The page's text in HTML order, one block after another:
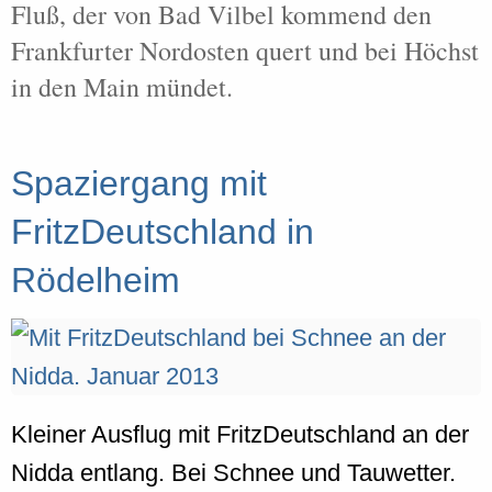
Fluß, der von Bad Vilbel kommend den
Frankfurter Nordosten quert und bei Höchst
in den Main mündet.
Spaziergang mit
FritzDeutschland in
Rödelheim
Kleiner Ausflug mit FritzDeutschland an der
Nidda entlang. Bei Schnee und Tauwetter.